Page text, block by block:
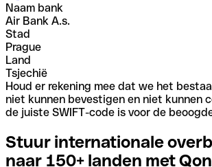
Naam bank
Air Bank A.s.
Stad
Prague
Land
Tsjechië
Houd er rekening mee dat we het
niet kunnen bevestigen en niet kunnen
de juiste SWIFT-code is voor de
Stuur internationale
naar 150+ landen met